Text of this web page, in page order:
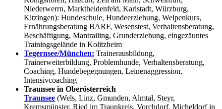
Niederwerrn, Marktheidenfeld, Karlstadt, Würzburg,
Kitzingen): Hundeschule, Hundeerziehung, Welpenkurs,
Ernährungsberatung BARF, Wesenstest, Verhaltensberatung,
Beschäftigung, Mantrailing, Grunderziehung, eingezäuntes
Trainingsgelände in Kolitzheim
Tegernsee/München: Trainerausbildung,
Trainerweiterbildung, Problemhunde, Verhaltensberatung,
Coaching, Hundebegegnungen, Leinenaggression,
Intensivcoaching
Traunsee in Oberösterreich
Traunsee (Wels, Linz, Gmunden, Almtal, Steyr,
Kremsmünster, Ried im Traunkreis, Vorchdorf, Micheldorf in